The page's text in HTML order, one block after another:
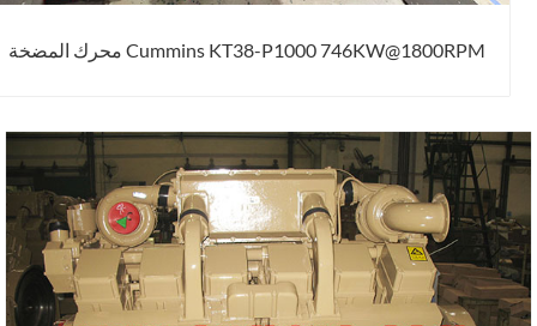
Cummins KT38-P1000 746KW@1800RPM محرك المضخة